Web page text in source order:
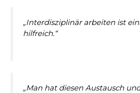
„Interdisziplinär arbeiten ist
hilfreich.“
„Man hat diesen Austausch